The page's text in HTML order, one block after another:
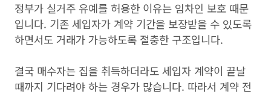
정부가 실거주 유예를 허용한 이유는 임차인 보호 때문
입니다. 기존 세입자가 계약 기간을 보장받을 수 있도록
하면서도 거래가 가능하도록 절충한 구조입니다.
결국 매수자는 집을 취득하더라도 세입자 계약이 끝날
때까지 기다려야 하는 경우가 많습니다. 따라서 계약 전